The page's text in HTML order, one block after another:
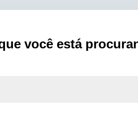
você está